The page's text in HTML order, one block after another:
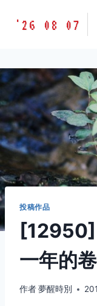
胶
味
道
LETSFILM
'26 08 07
投稿作品
[12950]
一年的卷
作者夢醒時別